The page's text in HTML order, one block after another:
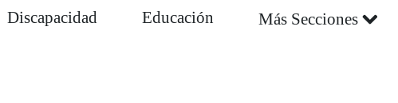
Discapacidad Educación Más Secciones